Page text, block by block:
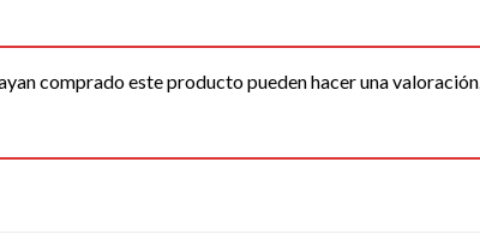
comprado este producto pueden hacer una valoración.